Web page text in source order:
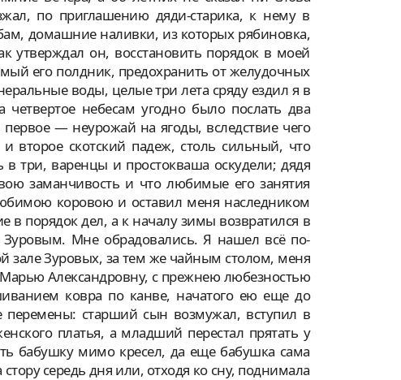
по приглашению дяди-старика, к нему в
домашние наливки, из которых рябиновка,
утверждал он, восстановить порядок в моей
его полдник, предохранить от желудочных
воды, целые три лета сряду ездил я в
небесам угодно было послать два
— неурожай на ягоды, вследствие чего
второе скотский падеж, столь сильный, что
в три, варенцы и простокваша оскудели; дядя
заманчивость и что любимые его занятия
коровою и оставил меня наследником
в порядок дел, а к началу зимы возвратился в
Мне обрадовались. Я нашел всё по-
зале Зуровых, за тем же чайным столом, меня
Александровну, с прежнею любезностью
ковра по канве, начатого ею еще до
перемены: старший сын возмужал, вступил в
платья, а младший перестал прятать у
бабушку мимо кресел, да еще бабушка сама
середь дня или, отходя ко сну, поднимала